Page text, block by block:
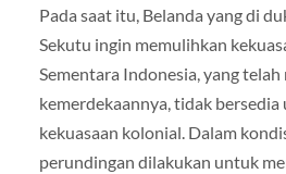
Pada saat itu, Belanda yang di
Sekutu ingin memulihkan
Sementara Indonesia, yang
kemerdekaannya, tidak
kekuasaan kolonial. Dalam
perundingan dilakukan untuk